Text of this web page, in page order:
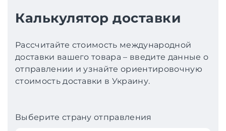
Калькулятор доставки
Рассчитайте стоимость международной
доставки вашего товара – введите данные о
отправлении и узнайте ориентировочную
стоимость доставки в Украину.
Выберите страну отправления